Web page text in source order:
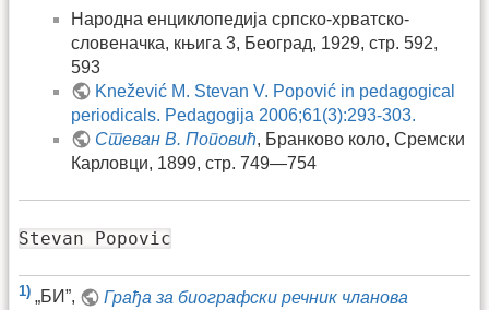
Народна енциклопедија српско-хрватско-
словеначка, књига 3, Београд, 1929, стр. 592,
593
Knežević M. Stevan V. Popović in pedagogical
periodicals. Pedagogija 2006;61(3):293-303.
Стеван В. Поповић, Бранково коло, Сремски
Карловци, 1899, стр. 749—754
Stevan Popovic
1) „БИ”,
Грађа за биографски речник чланова